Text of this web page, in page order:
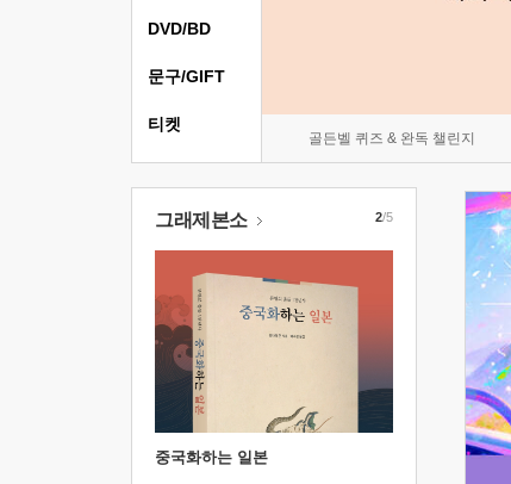
골든벨 퀴즈 & 완독 챌린지
DVD/BD
문구/GIFT
티켓
그래제본소
중국화하는 일본
2/5